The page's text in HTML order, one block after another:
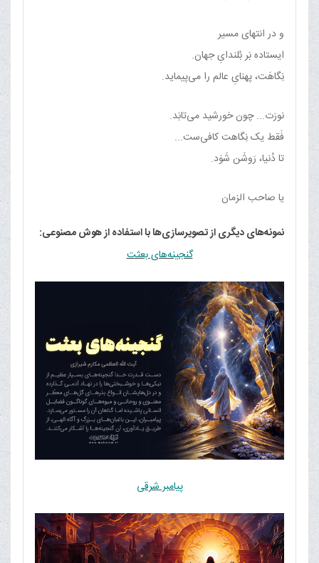
و در انتهای مسیر
ایستاده‌ بَر بُلندایِ جهان.
نِگاهَت، پهنایِ عالم را می‌پیماید.
نورَت... چون خورشید می‌تابَد.
فَقط یک نِگاهت کافی‌ست...
تا دُنیا، رَوشَن شَوَد.
یا صاحب الزمان
نمونه‌های دیگری از تصویرسازی‌ها با استفاده از هوش مصنوعی:
گنجینه‌های بعثت
پیامبر شرقی